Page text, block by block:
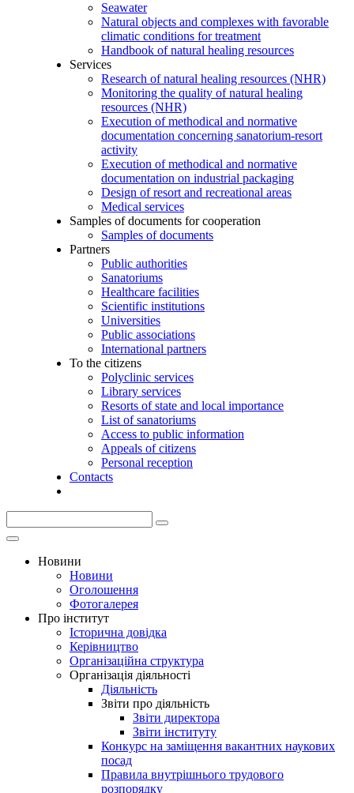
Seawater
Natural objects and complexes with favorable
climatic conditions for treatment
Handbook of natural healing resources
Services
Research of natural healing resources (NHR)
Monitoring the quality of natural healing
resources (NHR)
Execution of methodical and normative
documentation concerning sanatorium-resort
activity
Execution of methodical and normative
documentation on industrial packaging
Design of resort and recreational areas
Medical services
Samples of documents for cooperation
Samples of documents
Partners
Public authorities
Sanatoriums
Healthcare facilities
Scientific institutions
Universities
Public associations
International partners
To the citizens
Polyclinic services
Library services
Resorts of state and local importance
List of sanatoriums
Access to public information
Appeals of citizens
Personal reception
Contacts
Новини
Новини
Оголошення
Фотогалерея
Про інститут
Історична довідка
Керівництво
Організаційна структура
Організація діяльності
Діяльність
Звіти про діяльність
Звіти директора
Звіти інституту
Конкурс на заміщення вакантних наукових
посад
Правила внутрішнього трудового
розпорядку